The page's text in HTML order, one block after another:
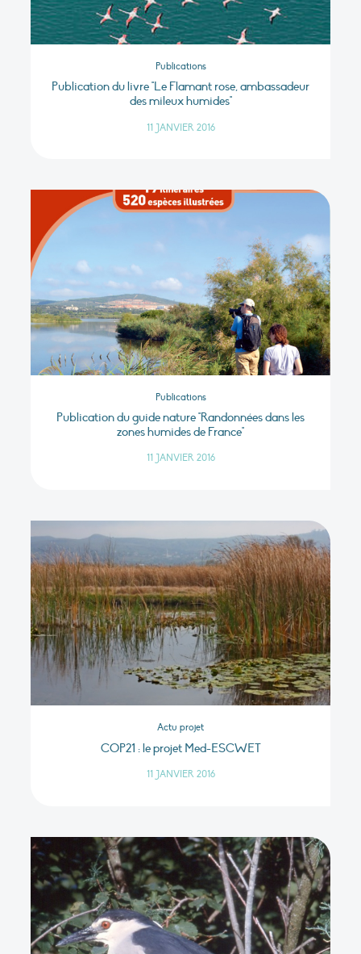
Publications
Publication du livre "Le Flamant rose, ambassadeur
des mileux humides"
11 JANVIER 2016
Publications
Publication du guide nature "Randonnées dans les
zones humides de France"
11 JANVIER 2016
Actu projet
COP21 : le projet Med-ESCWET
11 JANVIER 2016